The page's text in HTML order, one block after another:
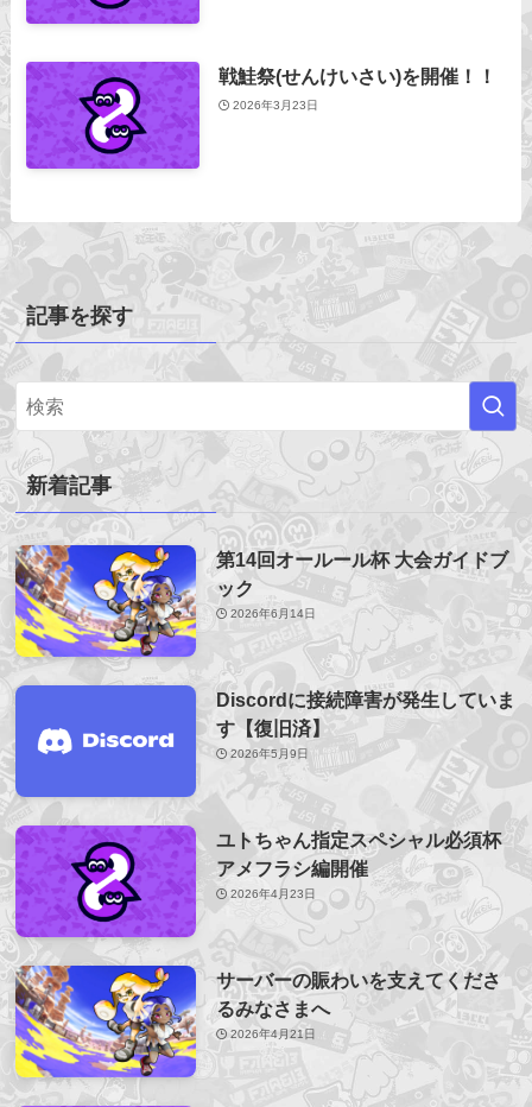
戦鮭祭(せんけいさい)を開催！！
2026年3月23日
記事を探す
新着記事
第14回オールール杯 大会ガイドブ
ック
2026年6月14日
Discordに接続障害が発生していま
す【復旧済】
2026年5月9日
ユトちゃん指定スペシャル必須杯
アメフラシ編開催
2026年4月23日
サーバーの賑わいを支えてくださ
るみなさまへ
2026年4月21日